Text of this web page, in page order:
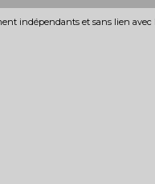
indépendants et sans lien